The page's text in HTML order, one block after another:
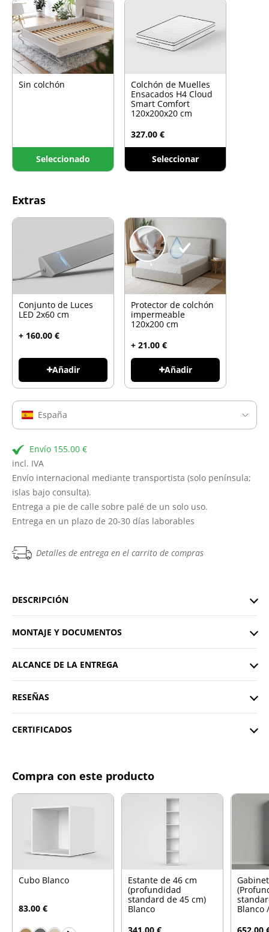
Sin colchón
Seleccionado
Colchón de Muelles
Ensacados H4 Cloud
Smart Comfort
120x200x20 cm
327.00 €
Seleccionar
Extras
Conjunto de Luces
LED 2x60 cm
+ 160.00 €
Añadir
Protector de colchón
impermeable
120x200 cm
+ 21.00 €
Añadir
España
Envío 155.00 €
incl. IVA
Envío internacional mediante transportista (solo península;
islas bajo consulta).
Entrega a pie de calle sobre palé de un solo uso.
Entrega en un plazo de 20-30 días laborables
Detalles de entrega en el carrito de compras
DESCRIPCIÓN
MONTAJE Y DOCUMENTOS
ALCANCE DE LA ENTREGA
RESEÑAS
CERTIFICADOS
Compra con este producto
Cubo Blanco
83.00 €
Estante de 46 cm
(profundidad
standard de 45 cm)
Blanco
Blanco